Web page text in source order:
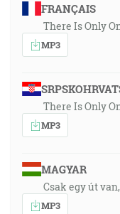
FRANÇAIS
There Is Only
MP3
There Is Only
MP3
MAGYAR
Csak egy út
MP3